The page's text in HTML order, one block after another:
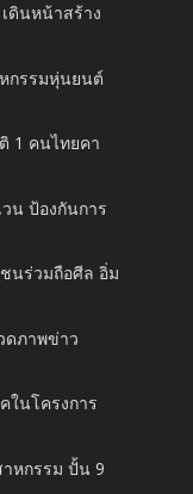
ดินหน้าสร้าง
กรรมหุ่นยนต์
1 คนไทยคา
วน ป้องกันการ
นร่วมถือศีล อิ่ม
ดภาพข่าว
ในโครงการ
หกรรม ปั้น 9